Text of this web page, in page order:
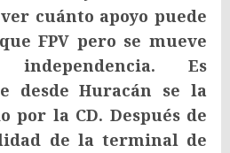
cuánto apoyo puede
FPV pero se mueve
Es
desde Huracán se la
por la CD. Después de
de la terminal de